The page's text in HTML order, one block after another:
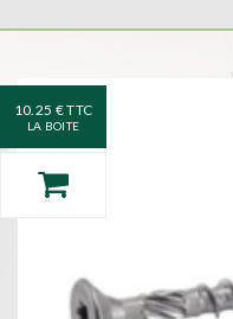
10.25 € TTC
LA BOITE